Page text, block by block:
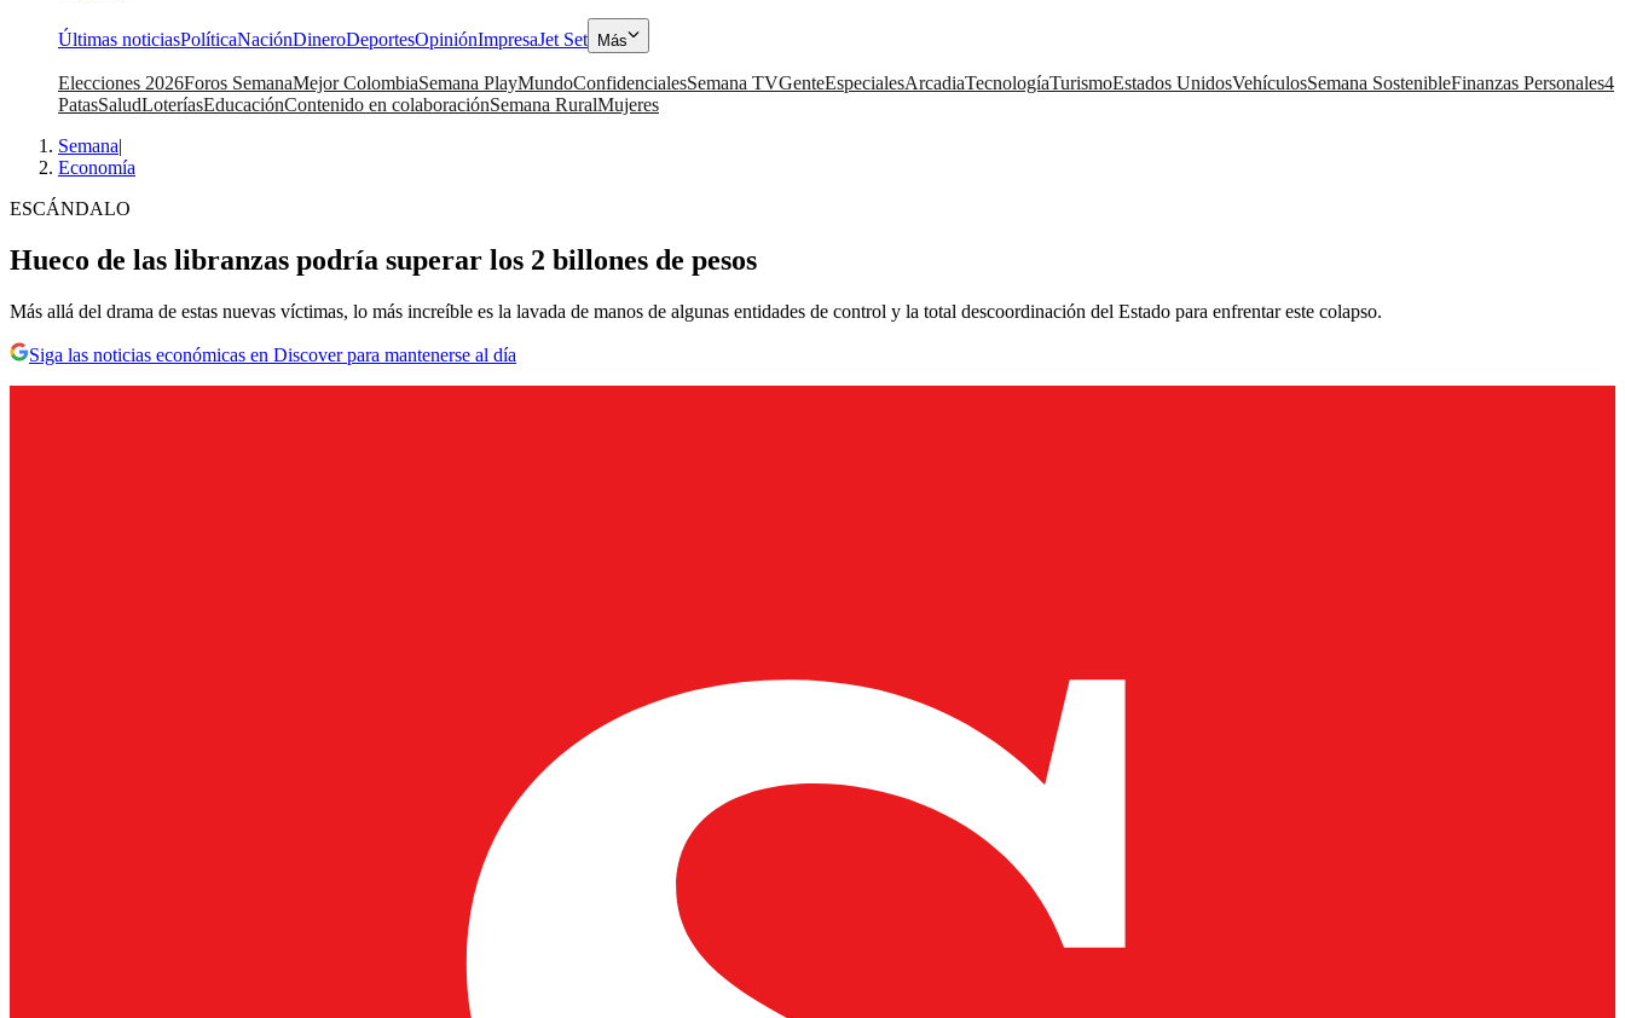
Últimas noticiasPolíticaNaciónDineroDeportesOpiniónImpresaJet Set Más
Elecciones 2026Foros SemanaMejor ColombiaSemana PlayMundoConfidencialesSemana TVGenteEspecialesArcadiaTecnologíaTurismoEstados UnidosVehículosSemana SostenibleFinanzas Personales4
PatasSaludLoteríasEducaciónContenido en colaboraciónSemana RuralMujeres
Semana|
Economía
ESCÁNDALO
Hueco de las libranzas podría superar los 2 billones de pesos
Más allá del drama de estas nuevas víctimas, lo más increíble es la lavada de manos de algunas entidades de control y la total descoordinación del Estado para enfrentar este colapso.
Siga las noticias económicas en Discover para mantenerse al día